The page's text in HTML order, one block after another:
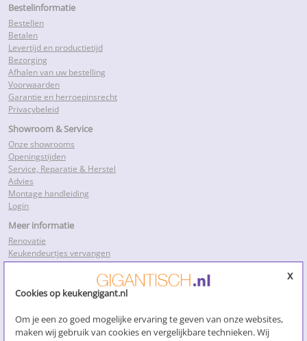
x
Cookies op keukengigant.nl
Om je een zo goed mogelijke ervaring te geven van onze websites,
maken wij gebruik van cookies en vergelijkbare technieken. Wij
Bestelinformatie
Bestellen
Betalen
Levertijd en productietijd
Bezorging
Afhalen van uw bestelling
Voorwaarden
Garantie en herroepinsrecht
Privacybeleid
Showroom & Service
Onze showrooms
Openingstijden
Service, Reparatie & Herstel
Advies
Montage handleiding
Login
Meer informatie
Renovatie
Keukendeurtjes vervangen
Keukenkastdeurtjes
Keukenkastjes vervangen
Kosten keukenrenovatie
Losse keukendeurtjes
Nieuwe keukendeurtjes